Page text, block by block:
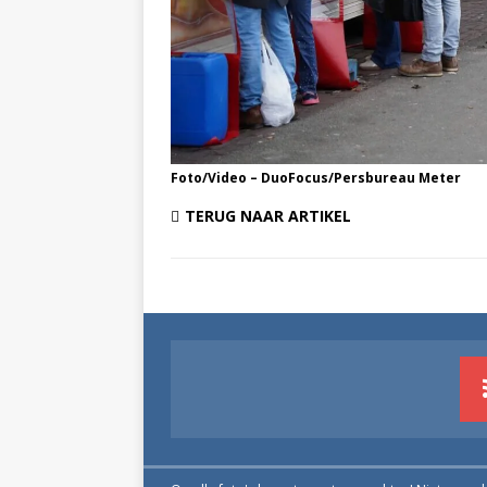
Foto/Video – DuoFocus/Persbureau Meter
TERUG NAAR ARTIKEL